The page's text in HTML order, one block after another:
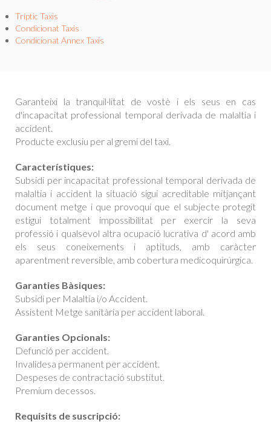
Tríptic Taxis
Condicionat Taxis
Condicionat Annex Taxis
Garanteixi la tranquil·litat de vostè i els seus en cas
d'incapacitat professional temporal derivada de malaltia i
accident.
Producte exclusiu per al gremi del taxi.
Característiques:
Subsidi per incapacitat professional temporal derivada de
malaltia i accident la situació sigui acreditable mitjançant
document metge i que provoqui que el subjecte protegit
estigui totalment impossibilitat per exercir la seva
professió i qualsevol altra ocupació lucrativa d' acord amb
els seus coneixements i aptituds, amb caràcter
aparentment reversible, amb cobertura medicoquirúrgica.
Garanties Bàsiques:
Subsidi per Malaltia i/o Accident.
Assistent Metge sanitària per accident laboral.
Garanties Opcionals:
Defunció per accident.
Invalidesa permanent per accident.
Despeses de contractació substitut.
Premium decessos.
Requisits de suscripció: